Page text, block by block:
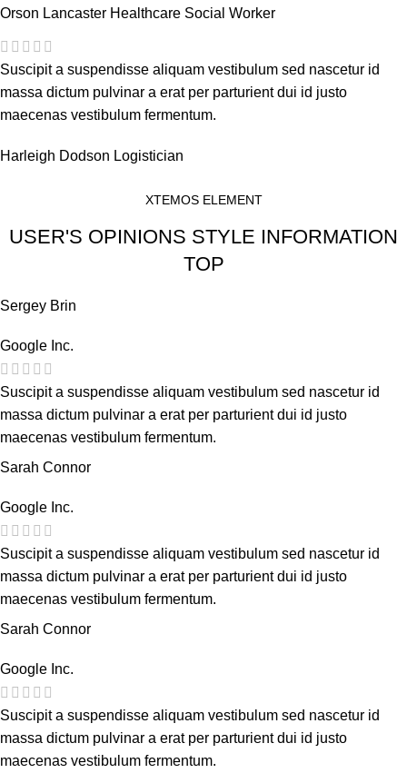
Orson Lancaster Healthcare Social Worker
Suscipit a suspendisse aliquam vestibulum sed nascetur id
massa dictum pulvinar a erat per parturient dui id justo
maecenas vestibulum fermentum.
Harleigh Dodson Logistician
XTEMOS ELEMENT
USER'S OPINIONS STYLE INFORMATION
TOP
Sergey Brin
Google Inc.
Suscipit a suspendisse aliquam vestibulum sed nascetur id
massa dictum pulvinar a erat per parturient dui id justo
maecenas vestibulum fermentum.
Sarah Connor
Google Inc.
Suscipit a suspendisse aliquam vestibulum sed nascetur id
massa dictum pulvinar a erat per parturient dui id justo
maecenas vestibulum fermentum.
Sarah Connor
Google Inc.
Suscipit a suspendisse aliquam vestibulum sed nascetur id
massa dictum pulvinar a erat per parturient dui id justo
maecenas vestibulum fermentum.